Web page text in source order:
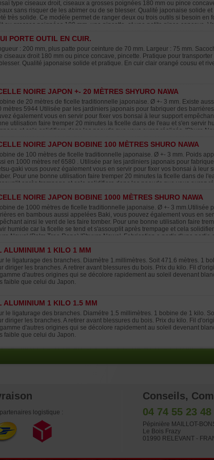
type ciseaux droit, ciseaux a grosses poignées 180 mm ou pince
sans risquer de les abimer ou de se blesser. Qualité japonaise solide
très solide. Ce modèle permet de ranger deux ou trois outils si besoin en
ou grosses poignées 180 mm, une pincette, et une petite pince concave.
PORTE OUTIL EN CUIR.
: 200 mm, plus patte pour ceinture de 70 mm. Largeur : 75 mm.
ciseaux droit 180 mm ou pince concave, pincette. Pratique pour
Qualité japonaise solide et pratique. En cuir clair orangé cousu et
NOIRE JAPON +- 20 MÈTRES SHYURO NAWA
de 20 mètres de ficelle traditionnelle japonaise. Ø +- 3 mm. Existe
mètres 5944 Utilisée par les jardiniers japonais pour fabriquer des
également vous en servir pour fixer vos bonsai à leur support
utilisation faire tremper 20 minutes la ficelle dans de l'eau et s'en servir
et cela solidifiera donc les noeuds que vous aurez réalisés. 'Shuro
recyclable et compostable. Pour du haubanage, il vous faudra la
lui appliquer. La ficelle shuro nawa peut tenir plusieurs années si bien
avec le sol.
NOIRE JAPON BOBINE 100 MÈTRES SHURO NAWA
de 100 mètres de ficelle traditionnelle japonaise. Ø +- 3 mm. Poids
en 1000 mètres ref 6580 . Utilisée par les jardiniers japonais pour
gaki vous pouvez également vous en servir pour fixer vos bonsai à leur
Pour une bonne utilisation faire tremper 20 minutes la ficelle dans de
après trempage et cela solidifiera donc les noeuds que vous aurez
fortunei teinté à l'encre de chine ensuite. Pour du haubanage, il
que vous allez lui appliquer. La ficelle shuro nawa peut tenir plusieurs
si elle est en contact avec le sol.
NOIRE JAPON BOBINE 1000 MÈTRES SHURO NAWA
de 1000 mètres de ficelle traditionnelle japonaise. Ø +- 3 mm.Utilisée
en bambous aussi appelées Baki, vous pouvez également vous en
ainsi le vent de les faire tomber. Pour une bonne utilisation faire
humide car la ficelle se tend et s'assouplit après trempage et cela
Nawa' (Palm Tree Rope) 'Shyuro Nawa'. Fabrication a partir d'une partie
voire la quadrupler selon la force que vous allez lui appliquer. La
installée et se couvrira de mousse si elle est en contact avec le sol. Poids
ALUMINIUM 1 KILO 1 MM
le ligaturage des branches. Diamètre 1.millimètres. Soit 471.6 mètres. 1
diriger les branches. A retirer avant blessures du bois. Prix du kilo. Fil
d'autres origines qui se décolore rapidement au soleil devenant
faible que celui du Japon.
ALUMINIUM 1 KILO 1.5 MM
le ligaturage des branches. Diamétre 1.5 millimètres. 1 bobine de 1 kilo.
diriger les branches. A retirer avant blessures du bois. Prix du kilo. Fil
d'autres origines qui se décolore rapidement au soleil devenant
faible que celui du Japon.
logistique :
Conseils,
04 74 55 23 48
Pépinière MAILLOT-
Le Bois Frazy
01990 RELEVANT -